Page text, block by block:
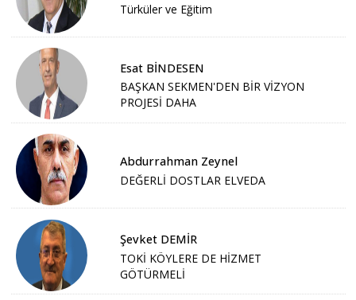
Türküler ve Eğitim
Esat BİNDESEN
BAŞKAN SEKMEN'DEN BİR VİZYON
PROJESİ DAHA
Abdurrahman Zeynel
DEĞERLİ DOSTLAR ELVEDA
Şevket DEMİR
TOKİ KÖYLERE DE HİZMET
GÖTÜRMELİ